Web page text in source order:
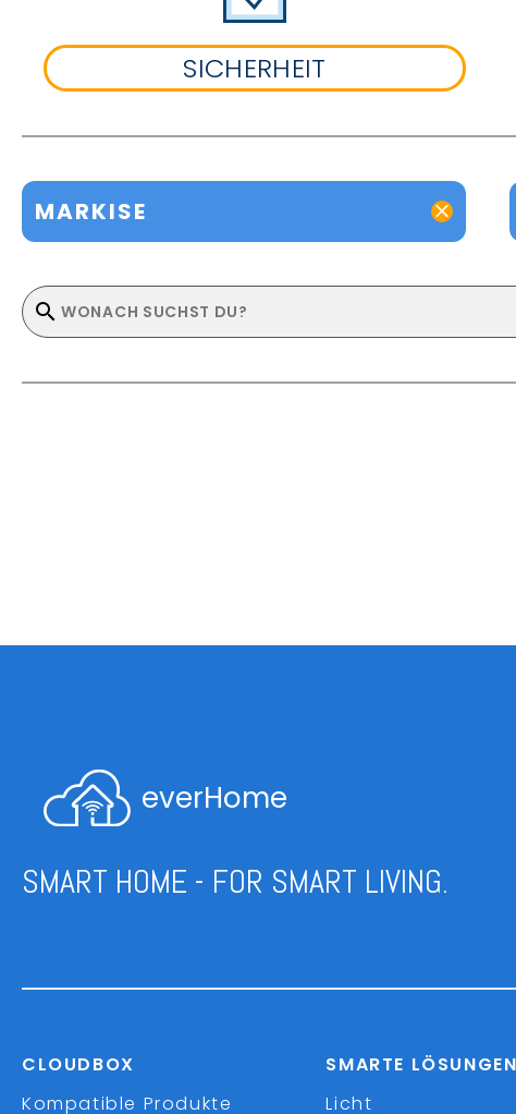
SICHERHEIT
MARKISE
everHome
SMART HOME - FOR SMART LIVING.
CLOUDBOX
Kompatible Produkte
SMARTE LÖSUNGEN
Licht